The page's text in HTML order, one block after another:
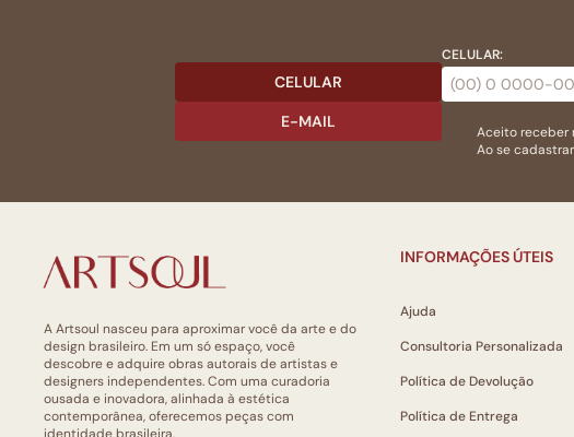
CELULAR
E-MAIL
CELULAR:
Aceito receber
Ao se
A Artsoul nasceu para aproximar você da arte e do
design brasileiro. Em um só espaço, você
descobre e adquire obras autorais de artistas e
designers independentes. Com uma curadoria
ousada e inovadora, alinhada à estética
contemporânea, oferecemos peças com
INFORMAÇÕES ÚTEIS
Ajuda
Consultoria Personalizada
Política de Devolução
Política de Entrega